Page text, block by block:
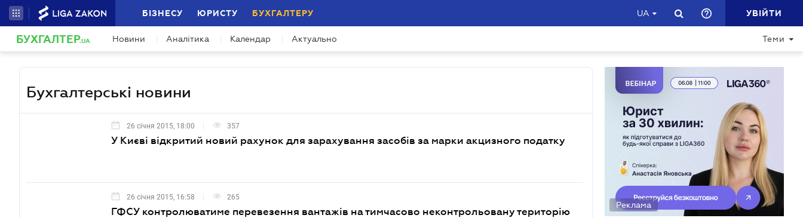
БІЗНЕСУ ЮРИСТУ БУХГАЛТЕРУ UA УВІЙТИ
БУХГАЛТЕР.UA Новини Аналітика Календар Актуально Теми
Бухгалтерські новини
26 січня 2015, 18:00 357
У Києві відкритий новий рахунок для зарахування засобів за марки акцизного податку
26 січня 2015, 16:58 265
ГФСУ контролюватиме перевезення вантажів на тимчасово неконтрольовану територію
Реклама